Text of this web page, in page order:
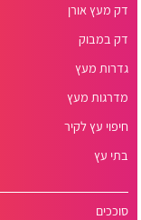
דק מעץ אורן
דק במבוק
גדרות מעץ
מדרגות מעץ
חיפוי עץ לקיר
בתי עץ
סוככים